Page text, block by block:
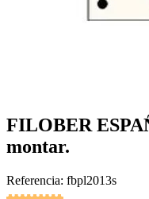
FILOBER
montar.
Referencia: fbpl2013s